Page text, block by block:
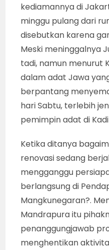
kediamannya di
minggu pulang dari
disebutkan karena
Meski meninggalnya
tadi, namun menurut
dalam adat Jawa
berpantang
hari Sabtu, terlebih
pemimpin adat di
Ketika ditanya
renovasi sedang
mengganggu
berlangsung di
Mangkunegaran?.
Mandrapura itu
penanggungjawab
menghentikan